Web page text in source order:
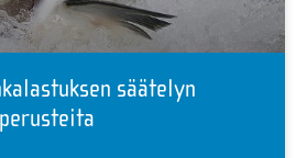
säätelyn